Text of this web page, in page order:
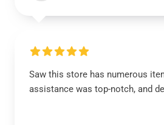
Saw this store has numerous
assistance was top-notch, and